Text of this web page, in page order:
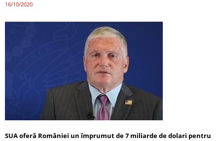
16/10/2020
SUA oferă României un împrumut de 7 miliarde de dolari pentru